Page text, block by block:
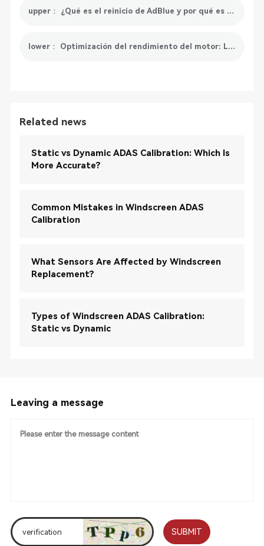
upper： ¿Qué es el reinicio de AdBlue y por qué es necesario reiniciarlo?
lower： Optimización del rendimiento del motor: La importancia de reinicio A/F
Related news
Static vs Dynamic ADAS Calibration: Which Is
More Accurate?
Common Mistakes in Windscreen ADAS
Calibration
What Sensors Are Affected by Windscreen
Replacement?
Types of Windscreen ADAS Calibration:
Static vs Dynamic
Leaving a message
SUBMIT